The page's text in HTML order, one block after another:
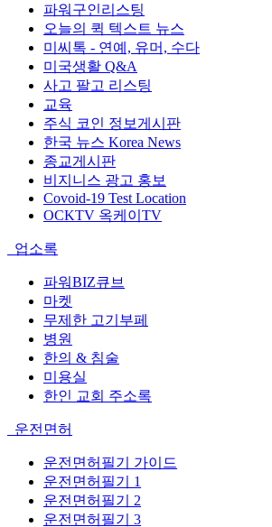
파워구인리스팅
오늘의 퀵 텍스트 뉴스
미씨톡 - 연예, 유머, 수다
미국생활 Q&A
사고 팔고 리스팅
교육
주식 코인 정보게시판
한국 뉴스 Korea News
종교게시판
비지니스 광고 홍보
Covoid-19 Test Location
OCKTV 옥케이TV
업소록
파워BIZ큐브
마켓
무제한 고기부페
병원
한의 & 침술
미용실
한인 교회 주소록
운전면허
운전면허필기 가이드
운전면허필기 1
운전면허필기 2
운전면허필기 3